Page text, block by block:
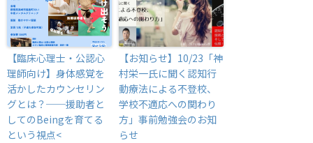
【臨床心理士・公認心
理師向け】身体感覚を
活かしたカウンセリン
グとは？──援助者と
してのBeingを育てる
という視点<
【お知らせ】10/23「神
村栄一氏に聞く認知行
動療法による不登校、
学校不適応への関わり
方」事前勉強会のお知
らせ